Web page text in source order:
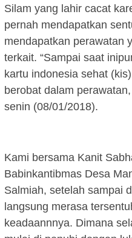
Silam yang lahir cacat
pernah mendapatkan
mendapatkan perawatan
terkait. “Sampai saat
kartu indonesia sehat
berobat dalam
senin (08/01/2018).
Kami bersama Kanit
Babinkantibmas Desa
Salmiah, setelah sampai
langsung merasa
keadaannnya. Dimana